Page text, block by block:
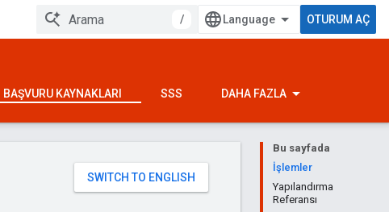
/ OTURUM AÇ
BAŞVURU KAYNAKLARI SSS DAHA FAZLA
Bu sayfada
İşlemler
Yapılandırma
Referansı